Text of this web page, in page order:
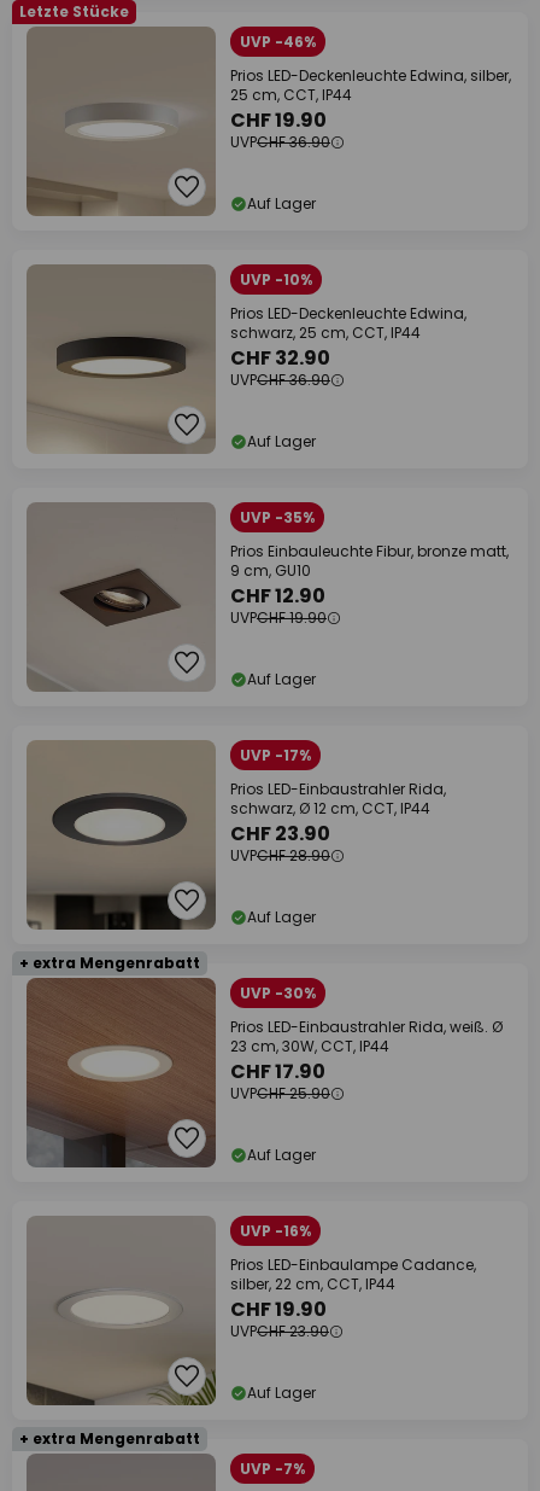
Letzte Stücke
UVP -46%
Prios LED-Deckenleuchte Edwina, silber,
25 cm, CCT, IP44
CHF 19.90
UVPCHF 36.90
Auf Lager
UVP -10%
Prios LED-Deckenleuchte Edwina,
schwarz, 25 cm, CCT, IP44
CHF 32.90
UVPCHF 36.90
Auf Lager
UVP -35%
Prios Einbauleuchte Fibur, bronze matt,
9 cm, GU10
CHF 12.90
UVPCHF 19.90
Auf Lager
UVP -17%
Prios LED-Einbaustrahler Rida,
schwarz, Ø 12 cm, CCT, IP44
CHF 23.90
UVPCHF 28.90
Auf Lager
+ extra Mengenrabatt
UVP -30%
Prios LED-Einbaustrahler Rida, weiß. Ø
23 cm, 30W, CCT, IP44
CHF 17.90
UVPCHF 25.90
Auf Lager
UVP -16%
Prios LED-Einbaulampe Cadance,
silber, 22 cm, CCT, IP44
CHF 19.90
UVPCHF 23.90
Auf Lager
+ extra Mengenrabatt
UVP -7%